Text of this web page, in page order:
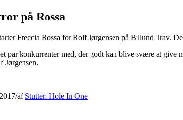
på Rossa
Freccia Rossa for Rolf Jørgensen på Billund Trav.
par konkurrenter med, der godt kan blive svære at give
Jørgensen.
/af Stutteri Hole In One